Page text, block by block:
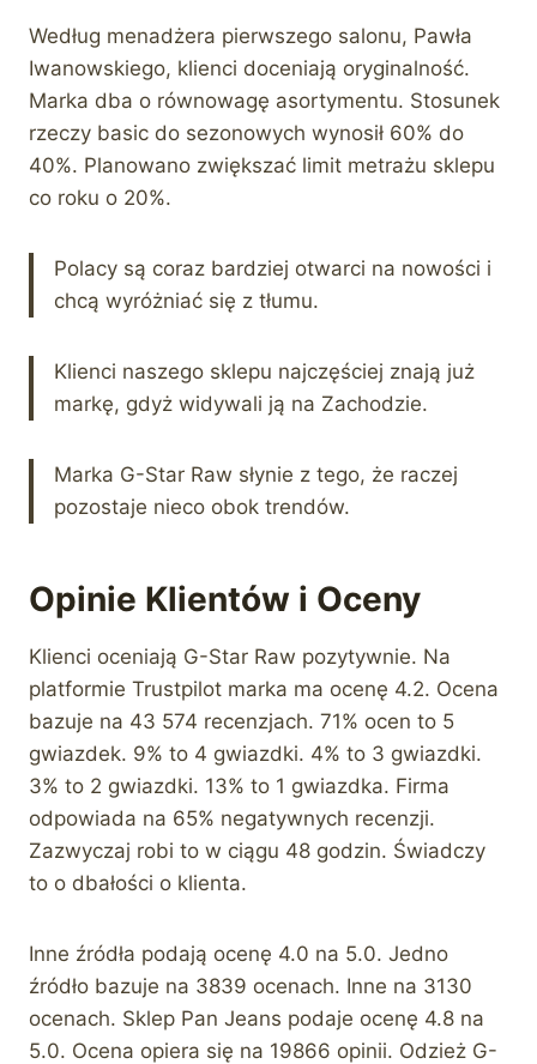
Według menadżera pierwszego salonu, Pawła
Iwanowskiego, klienci doceniają oryginalność.
Marka dba o równowagę asortymentu. Stosunek
rzeczy basic do sezonowych wynosił 60% do
40%. Planowano zwiększać limit metrażu sklepu
co roku o 20%.
Polacy są coraz bardziej otwarci na nowości i
chcą wyróżniać się z tłumu.
Klienci naszego sklepu najczęściej znają już
markę, gdyż widywali ją na Zachodzie.
Marka G-Star Raw słynie z tego, że raczej
pozostaje nieco obok trendów.
Opinie Klientów i Oceny
Klienci oceniają G-Star Raw pozytywnie. Na
platformie Trustpilot marka ma ocenę 4.2. Ocena
bazuje na 43 574 recenzjach. 71% ocen to 5
gwiazdek. 9% to 4 gwiazdki. 4% to 3 gwiazdki.
3% to 2 gwiazdki. 13% to 1 gwiazdka. Firma
odpowiada na 65% negatywnych recenzji.
Zazwyczaj robi to w ciągu 48 godzin. Świadczy
to o dbałości o klienta.
Inne źródła podają ocenę 4.0 na 5.0. Jedno
źródło bazuje na 3839 ocenach. Inne na 3130
ocenach. Sklep Pan Jeans podaje ocenę 4.8 na
5.0. Ocena opiera się na 19866 opinii. Odzież G-